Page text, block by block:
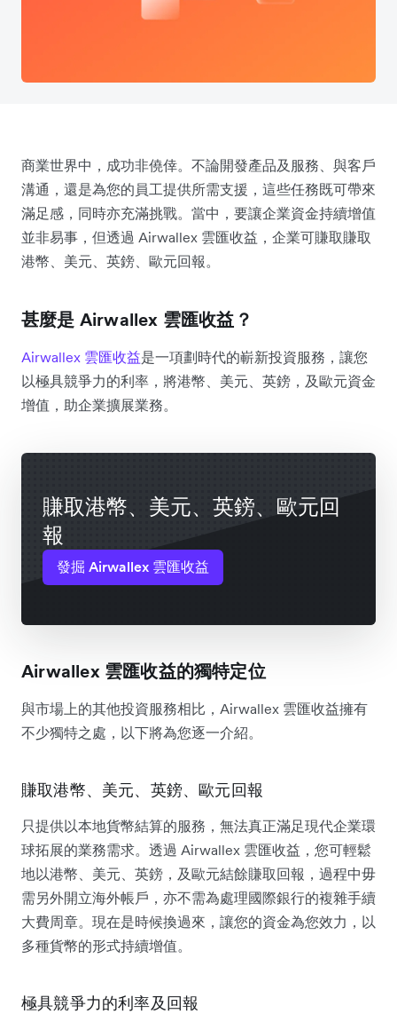
商業世界中，成功非僥倖。不論開發產品及服務、與客戶
溝通，還是為您的員工提供所需支援，這些任務既可帶來
滿足感，同時亦充滿挑戰。當中，要讓企業資金持續增值
並非易事，但透過 Airwallex 雲匯收益，企業可賺取賺取
港幣、美元、英鎊、歐元回報。
甚麼是 Airwallex 雲匯收益？
Airwallex 雲匯收益是一項劃時代的嶄新投資服務，讓您
以極具競爭力的利率，將港幣、美元、英鎊，及歐元資金
增值，助企業擴展業務。
賺取港幣、美元、英鎊、歐元回
報
發掘 Airwallex 雲匯收益
Airwallex 雲匯收益的獨特定位
與市場上的其他投資服務相比，Airwallex 雲匯收益擁有
不少獨特之處，以下將為您逐一介紹。
賺取港幣、美元、英鎊、歐元回報
只提供以本地貨幣結算的服務，無法真正滿足現代企業環
球拓展的業務需求。透過 Airwallex 雲匯收益，您可輕鬆
地以港幣、美元、英鎊，及歐元結餘賺取回報，過程中毋
需另外開立海外帳戶，亦不需為處理國際銀行的複雜手續
大費周章。現在是時候換過來，讓您的資金為您效力，以
多種貨幣的形式持續增值。
極具競爭力的利率及回報